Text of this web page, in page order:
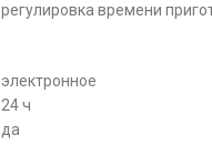
регулировка времени
электронное
24 ч
да